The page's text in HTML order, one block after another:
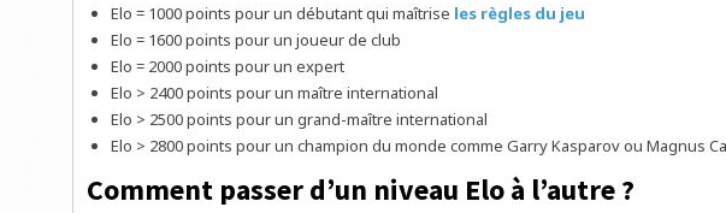
Elo = 1000 points pour un débutant qui maîtrise les règles du jeu
Elo = 1600 points pour un joueur de club
Elo = 2000 points pour un expert
Elo > 2400 points pour un maître international
Elo > 2500 points pour un grand-maître international
Elo > 2800 points pour un champion du monde comme Garry Kasparov ou Magnus
Comment passer d’un niveau Elo à l’autre ?